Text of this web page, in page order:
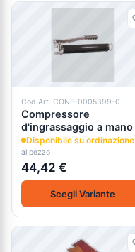
Prodotti
Cod.Art. CONF-0005399-0
Compressore
d'ingrassaggio a mano
Disponibile su ordinazione
al pezzo
44,42 €
Scegli Variante